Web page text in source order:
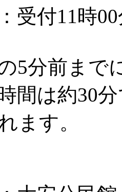
受付11時
5分前まで
間は約30
ます。